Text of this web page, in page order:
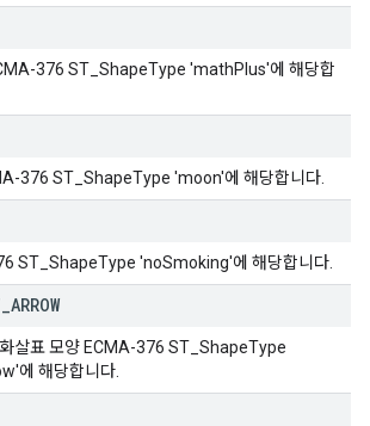
376 ST_ShapeType 'mathPlus'에 해당합
376 ST_ShapeType 'moon'에 해당합니다.
ST_ShapeType 'noSmoking'에 해당합니다.
ARROW
살표 모양 ECMA-376 ST_ShapeType
에 해당합니다.